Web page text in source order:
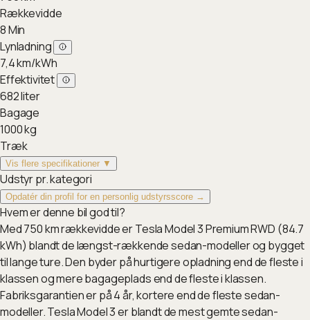
Rækkevidde
8Min
Lynladning
7,4km/kWh
Effektivitet
682liter
Bagage
1000kg
Træk
Vis flere specifikationer ▼
Udstyr pr. kategori
Opdatér din profil for en personlig udstyrsscore →
Hvem er denne bil god til?
Med 750 km rækkevidde er Tesla Model 3 Premium RWD (84.7
kWh) blandt de længst-rækkende sedan-modeller og bygget
til lange ture. Den byder på hurtigere opladning end de fleste i
klassen og mere bagageplads end de fleste i klassen.
Fabriksgarantien er på 4 år, kortere end de fleste sedan-
modeller. Tesla Model 3 er blandt de mest gemte sedan-